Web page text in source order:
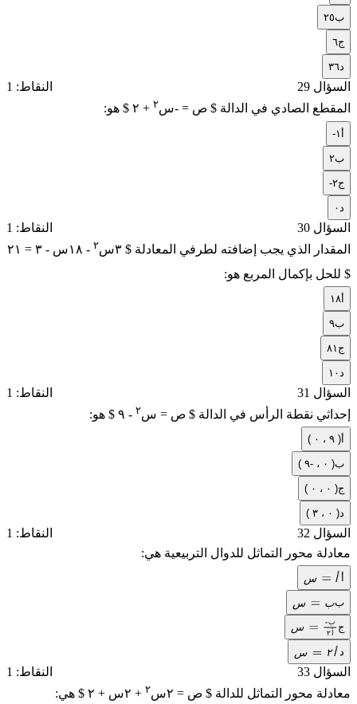
ب٢٥
ج٦
٣٦
السؤال 29
النقاط: 1
المقطع الصادي في الدالة $ ص = -س ٢+ ٢ $ هو:
-١
ب٢
ج-٢
٠
السؤال 30
النقاط: 1
المقدار الذي يجب إضافته لطرفي المعادلة $ ٣س
٢
- ١٨س - ٣ = ٢١
$ للحل بإكمال المربع هو:
١٨
ب٩
ج٨١
١٠
السؤال 31
النقاط: 1
إحداثي نقطة الرأس في الدالة $ ص = س ٢- ٩ $ هو:
( ٩ ، ٠ )
ب( ٠ ، -٩ )
ج( ٠ ، ٠ )
( ٠ ، ٣ )
السؤال 32
النقاط: 1
معادلة محور التماثل للدوال التربيعية هي:
س أ س=أ
ب
س ب س= ب
ج
س
ب
٢
س =-ب٢أ
س ٢أ س=٢أ
السؤال 33
النقاط: 1
معادلة محور التماثل للدالة $ ص = ٢س
٢+ ٢س + ٢ $ هي: